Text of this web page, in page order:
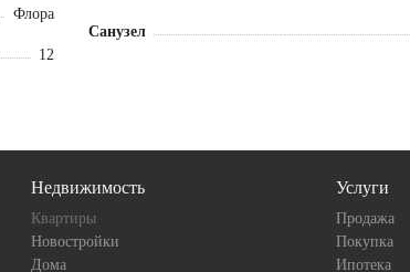
Флора
12
Санузел
Недвижимость
Квартиры
Новостройки
Дома
Услуги
Продажа
Покупка
Ипотека